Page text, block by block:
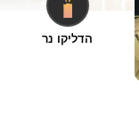
הדליקו נר